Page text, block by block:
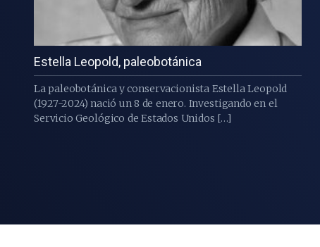
Estella Leopold, paleobotánica
La paleobotánica y conservacionista Estella Leopold
(1927-2024) nació un 8 de enero. Investigando en el
Servicio Geológico de Estados Unidos […]